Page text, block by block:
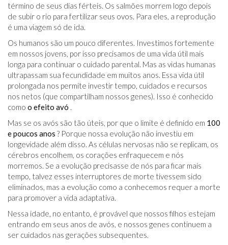
término de seus dias férteis. Os salmões morrem logo depois
de subir o rio para fertilizar seus ovos. Para eles, a reprodução
é uma viagem só de ida.
Os humanos são um pouco diferentes. Investimos fortemente
em nossos jovens, por isso precisamos de uma vida útil mais
longa para continuar o cuidado parental. Mas as vidas humanas
ultrapassam sua fecundidade em muitos anos. Essa vida útil
prolongada nos permite investir tempo, cuidados e recursos
nos netos (que compartilham nossos genes). Isso é conhecido
como o efeito avó .
Mas se os avós são tão úteis, por que o limite é definido em 100
e poucos anos ? Porque nossa evolução não investiu em
longevidade além disso. As células nervosas não se replicam, os
cérebros encolhem, os corações enfraquecem e nós
morremos. Se a evolução precisasse de nós para ficar mais
tempo, talvez esses interruptores de morte tivessem sido
eliminados, mas a evolução como a conhecemos requer a morte
para promover a vida adaptativa.
Nessa idade, no entanto, é provável que nossos filhos estejam
entrando em seus anos de avós, e nossos genes continuem a
ser cuidados nas gerações subsequentes.